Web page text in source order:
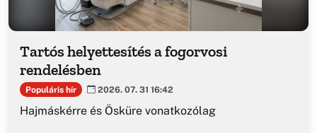
Tartós helyettesítés a fogorvosi
rendelésben
Populáris hír 2026. 07. 31 16:42
Hajmáskérre és Ösküre vonatkozólag